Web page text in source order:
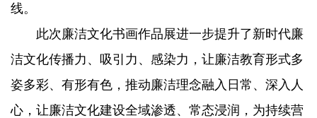
线。
此次廉洁文化书画作品展进一步提升了新时代廉
洁文化传播力、吸引力、感染力，让廉洁教育形式多
姿多彩、有形有色，推动廉洁理念融入日常、深入人
心，让廉洁文化建设全域渗透、常态浸润，为持续营